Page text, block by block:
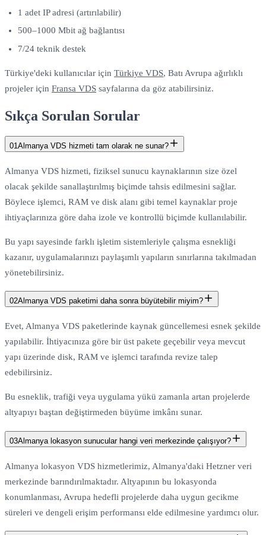
1 adet IP adresi (artırılabilir)
500–1000 Mbit ağ bağlantısı
7/24 teknik destek
Türkiye'deki kullanıcılar için Türkiye VDS, Batı Avrupa ağırlıklı
projeler için Fransa VDS sayfalarına da göz atabilirsiniz.
Sıkça Sorulan Sorular
01Almanya VDS hizmeti tam olarak ne sunar?
Almanya VDS hizmeti, fiziksel sunucu kaynaklarının size özel
olacak şekilde sanallaştırılmış biçimde tahsis edilmesini sağlar.
Böylece işlemci, RAM ve disk alanı gibi temel kaynaklar proje
ihtiyaçlarınıza göre daha izole ve kontrollü biçimde kullanılabilir.
Bu yapı sayesinde farklı işletim sistemleriyle çalışma esnekliği
kazanır, uygulamalarınızı paylaşımlı yapıların sınırlarına takılmadan
yönetebilirsiniz.
02Almanya VDS paketimi daha sonra büyütebilir miyim?
Evet, Almanya VDS paketlerinde kaynak güncellemesi esnek şekilde
yapılabilir. İhtiyacınıza göre bir üst pakete geçebilir veya mevcut
yapı üzerinde disk, RAM ve işlemci tarafında revize talep
edebilirsiniz.
Bu esneklik, trafiği veya uygulama yükü zamanla artan projelerde
altyapıyı baştan değiştirmeden büyüme imkânı sunar.
03Almanya lokasyon sunucular hangi veri merkezinde çalışıyor?
Almanya lokasyon VDS hizmetlerimiz, Almanya'daki Hetzner veri
merkezinde barındırılmaktadır. Altyapının bu lokasyonda
konumlanması, Avrupa hedefli projelerde daha uygun gecikme
süreleri ve dengeli erişim performansı elde edilmesine yardımcı olur.